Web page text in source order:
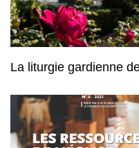
La liturgie gardienne